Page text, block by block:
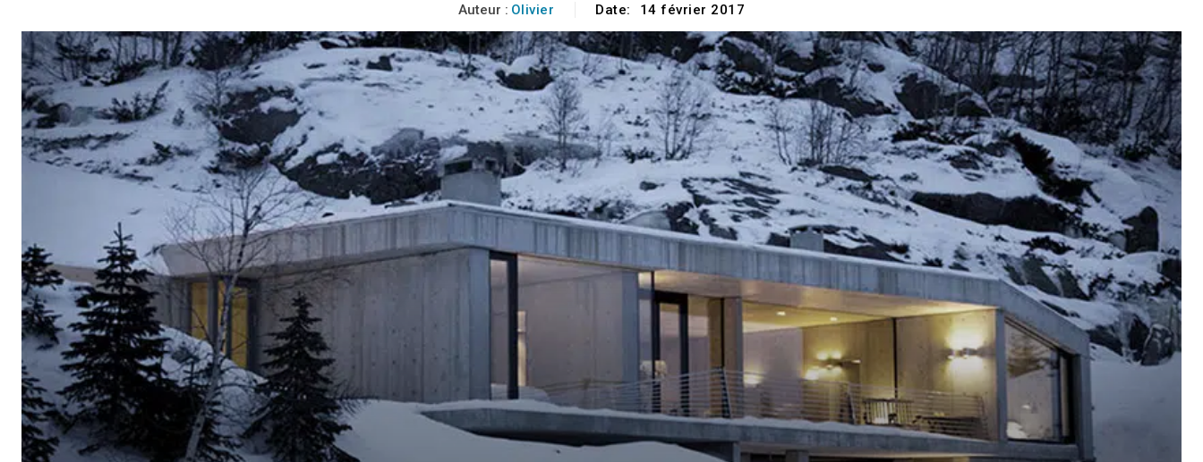
Auteur : Olivier Date: 14 février 2017